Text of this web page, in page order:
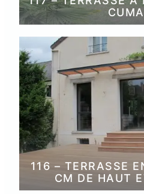
116 – TERRASSE
CM DE HAUT